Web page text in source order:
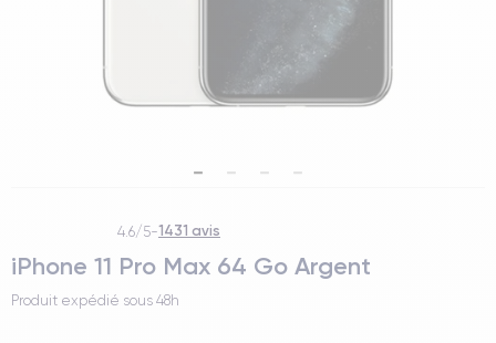
4.6/5-1431 avis
iPhone 11 Pro Max 64 Go Argent
Produit expédié sous 48h